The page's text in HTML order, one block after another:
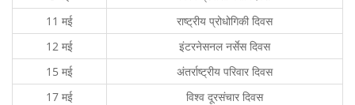
11 मई
राष्ट्रीय प्रोधोगिकी दिवस
12 मई
इंटरनेसनल नर्सेस दिवस
15 मई
अंतर्राष्ट्रीय परिवार दिवस
17 मई
विश्व दूरसंचार दिवस